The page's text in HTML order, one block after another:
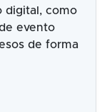
digital, como
evento
de forma